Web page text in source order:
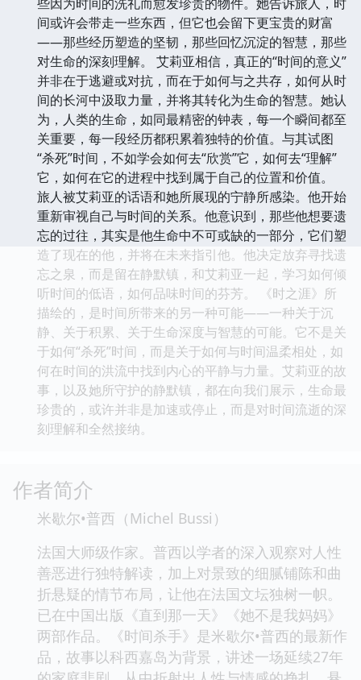
间或许会带走一些东西，但它也会留下更宝贵的财富
——那些经历塑造的坚韧，那些回忆沉淀的智慧，那些
对生命的深刻理解。 艾莉亚相信，真正的“时间的意义”
并非在于逃避或对抗，而在于如何与之共存，如何从时
间的长河中汲取力量，并将其转化为生命的智慧。她认
为，人类的生命，如同最精密的钟表，每一个瞬间都至
关重要，每一段经历都积累着独特的价值。与其试图
“杀死”时间，不如学会如何去“欣赏”它，如何去“理解”
它，如何在它的进程中找到属于自己的位置和价值。
旅人被艾莉亚的话语和她所展现的宁静所感染。他开始
重新审视自己与时间的关系。他意识到，那些他想要遗
忘的过往，其实是他生命中不可或缺的一部分，它们塑
造了现在的他，并将在未来指引他。他决定放弃寻找遗
忘之泉，而是留在静默镇，和艾莉亚一起，学习如何倾
听时间的低语，如何品味时间的芬芳。 《时之涯》所
描绘的，是时间所带来的另一种可能——一种关于沉
静、关于积累、关于生命深度与智慧的可能。它不是关
于如何“杀死”时间，而是关于如何与时间温柔相处，如
何在时间的洪流中找到内心的平静与力量。艾莉亚的故
事，以及她所守护的静默镇，都在向我们展示，生命最
珍贵的，或许并非是加速或停止，而是对时间流逝的深
刻理解和全然接纳。
作者简介
米歇尔•普西（Michel Bussi）
法国大师级作家。普西以学者的深入观察对人性
善恶进行独特解读，加上对景致的细腻铺陈和曲
折悬疑的情节布局，让他在法国文坛独树一帜。
已在中国出版《直到那一天》《她不是我妈妈》
两部作品。《时间杀手》是米歇尔•普西的最新作
品，故事以科西嘉岛为背景，讲述一场延续27年